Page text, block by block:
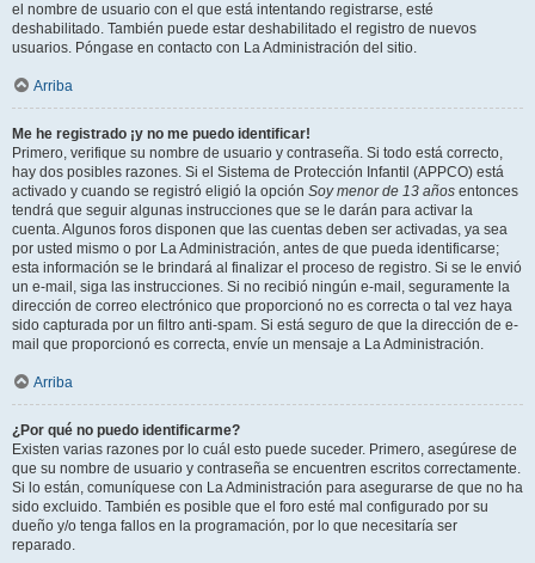
el nombre de usuario con el que está intentando registrarse, esté
deshabilitado. También puede estar deshabilitado el registro de nuevos
usuarios. Póngase en contacto con La Administración del sitio.
Arriba
Me he registrado ¡y no me puedo identificar!
Primero, verifique su nombre de usuario y contraseña. Si todo está correcto,
hay dos posibles razones. Si el Sistema de Protección Infantil (APPCO) está
activado y cuando se registró eligió la opción Soy menor de 13 años entonces
tendrá que seguir algunas instrucciones que se le darán para activar la
cuenta. Algunos foros disponen que las cuentas deben ser activadas, ya sea
por usted mismo o por La Administración, antes de que pueda identificarse;
esta información se le brindará al finalizar el proceso de registro. Si se le envió
un e-mail, siga las instrucciones. Si no recibió ningún e-mail, seguramente la
dirección de correo electrónico que proporcionó no es correcta o tal vez haya
sido capturada por un filtro anti-spam. Si está seguro de que la dirección de e-
mail que proporcionó es correcta, envíe un mensaje a La Administración.
Arriba
¿Por qué no puedo identificarme?
Existen varias razones por lo cuál esto puede suceder. Primero, asegúrese de
que su nombre de usuario y contraseña se encuentren escritos correctamente.
Si lo están, comuníquese con La Administración para asegurarse de que no ha
sido excluido. También es posible que el foro esté mal configurado por su
dueño y/o tenga fallos en la programación, por lo que necesitaría ser
reparado.